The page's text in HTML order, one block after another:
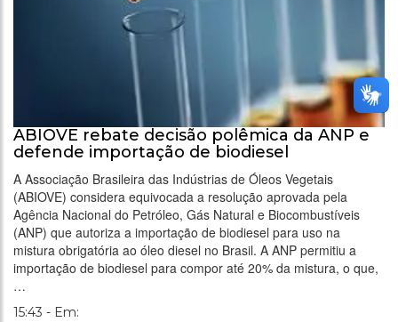
ABIOVE rebate decisão polêmica da ANP e
defende importação de biodiesel
A Associação Brasileira das Indústrias de Óleos Vegetais
(ABIOVE) considera equivocada a resolução aprovada pela
Agência Nacional do Petróleo, Gás Natural e Biocombustíveis
(ANP) que autoriza a importação de biodiesel para uso na
mistura obrigatória ao óleo diesel no Brasil. A ANP permitiu a
importação de biodiesel para compor até 20% da mistura, o que,
…
15:43 - Em: